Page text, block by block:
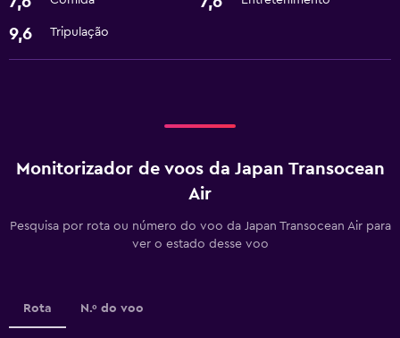
9,6 Tripulação
Monitorizador de voos da Japan Transocean
Air
Pesquisa por rota ou número do voo da Japan Transocean Air para
ver o estado desse voo
Rota N.º do voo